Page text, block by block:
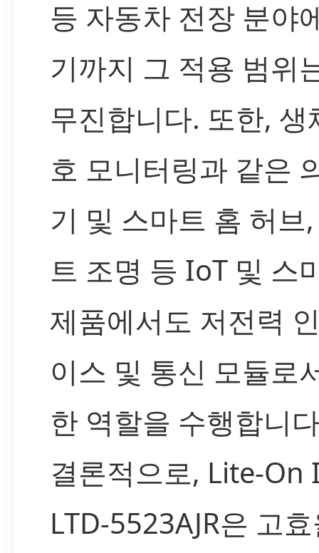
등 자동차 전장 분야
기까지 그 적용 범위
무진합니다. 또한, 생
호 모니터링과 같은
기 및 스마트 홈 허브
트 조명 등 IoT 및 스
제품에서도 저전력
이스 및 통신 모듈로
한 역할을 수행합니
결론적으로, Lite-On
LTD-5523AJR은 고